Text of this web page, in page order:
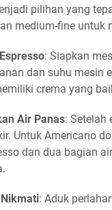
pilihan yang
medium-fine untuk
: Siapkan
dan suhu mesin
crema yang
Air Panas: Setelah
Untuk Americano
dan dua bagian
: Aduk